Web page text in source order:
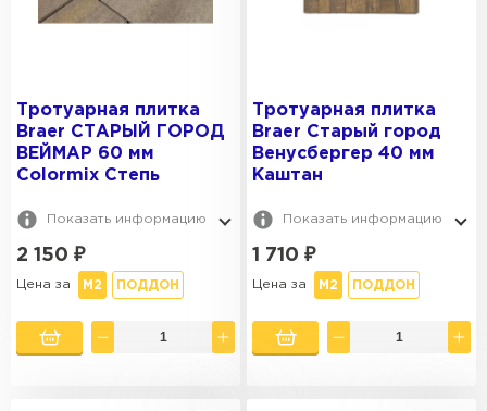
Тротуарная плитка
Braer СТАРЫЙ ГОРОД
ВЕЙМАР 60 мм
Colormix Степь
Показать информацию
2 150 ₽
Цена за М2 ПОДДОН
Тротуарная плитка
Braer Старый город
Венусбергер 40 мм
Каштан
Показать информацию
1 710 ₽
Цена за М2 ПОДДОН